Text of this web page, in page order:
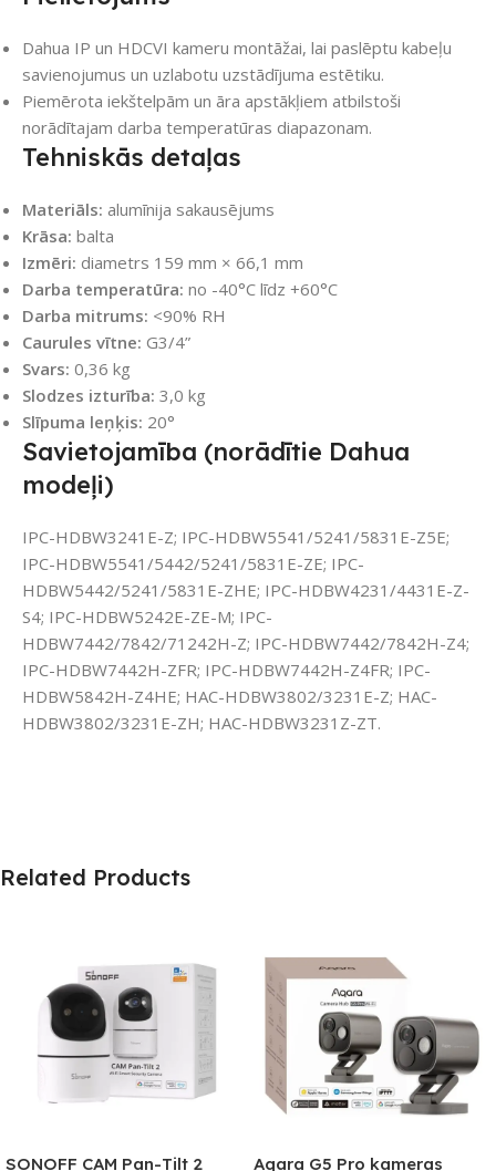
Dahua IP un HDCVI kameru montāžai, lai paslēptu kabeļu
savienojumus un uzlabotu uzstādījuma estētiku.
Piemērota iekštelpām un āra apstākļiem atbilstoši
norādītajam darba temperatūras diapazonam.
Tehniskās detaļas
Materiāls: alumīnija sakausējums
Krāsa: balta
Izmēri: diametrs 159 mm × 66,1 mm
Darba temperatūra: no -40°C līdz +60°C
Darba mitrums: <90% RH
Caurules vītne: G3/4”
Svars: 0,36 kg
Slodzes izturība: 3,0 kg
Slīpuma leņķis: 20°
Savietojamība (norādītie Dahua
modeļi)
IPC-HDBW3241E-Z; IPC-HDBW5541/5241/5831E-Z5E;
IPC-HDBW5541/5442/5241/5831E-ZE; IPC-
HDBW5442/5241/5831E-ZHE; IPC-HDBW4231/4431E-Z-
S4; IPC-HDBW5242E-ZE-M; IPC-
HDBW7442/7842/71242H-Z; IPC-HDBW7442/7842H-Z4;
IPC-HDBW7442H-ZFR; IPC-HDBW7442H-Z4FR; IPC-
HDBW5842H-Z4HE; HAC-HDBW3802/3231E-Z; HAC-
HDBW3802/3231E-ZH; HAC-HDBW3231Z-ZT.
Related Products
SONOFF CAM Pan-Tilt 2
Aqara G5 Pro kameras